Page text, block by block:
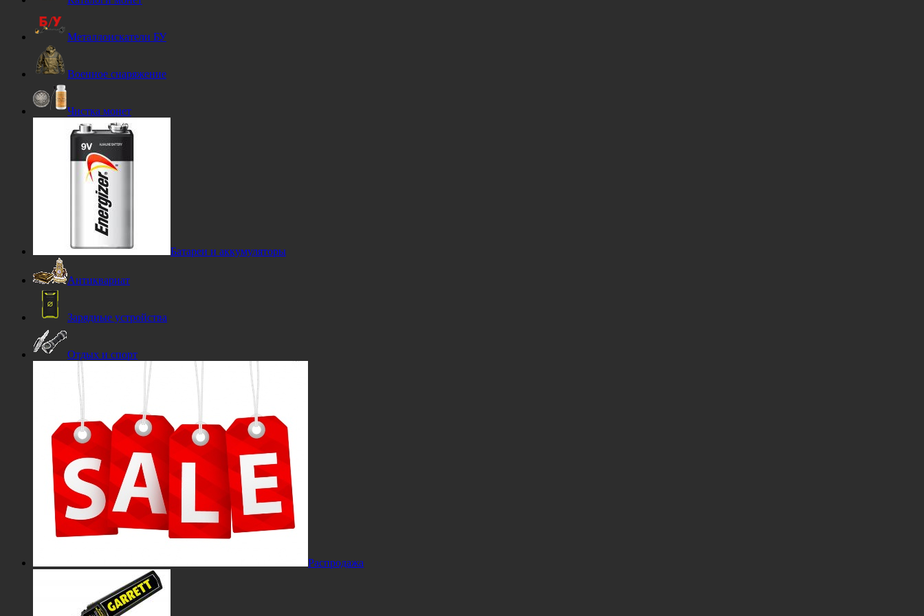
Металлоискатели БУ
Военное снаряжение
Чистка монет
Батареи и аккумуляторы
Антиквариат
Зарядные устройства
Отдых и спорт
Распродажа